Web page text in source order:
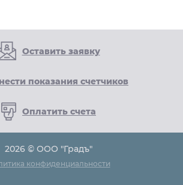
Оставить заявку
показания счетчиков
Оплатить счета
2026 © ООО "Градъ"
конфиденциальности